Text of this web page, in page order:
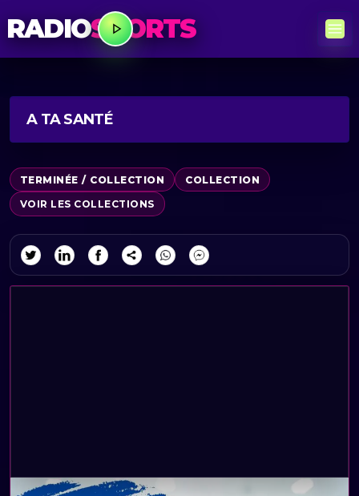
RADIOSPORTS
A TA SANTÉ
TERMINÉE / COLLECTION COLLECTION
VOIR LES COLLECTIONS